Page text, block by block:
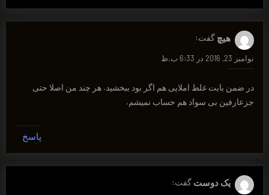
هیچ گفت:
نوامبر 23, 2016 در 6:33 ب.ظ
در ضمن بابت غلط املایی هم اگر بود ببخشید. هر چند من اصلا حتی
جزعارفین بی سواد هم حساب نمیشم.
پاسخ
یک دوست گفت: